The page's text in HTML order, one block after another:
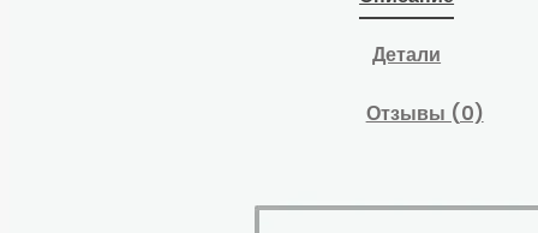
Детали
Отзывы (0)
параметром